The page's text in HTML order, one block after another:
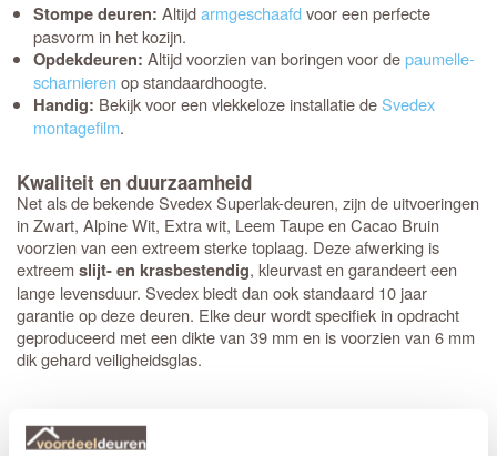
Stompe deuren: Altijdarmgeschaafdvoor een perfecte
pasvorm in het kozijn.
Opdekdeuren: Altijd voorzien van boringen voor depaumelle-
scharnieren op standaardhoogte.
Handig: Bekijk voor een vlekkeloze installatie deSvedex
montagefilm.
Kwaliteit en duurzaamheid
Net als de bekende Svedex Superlak-deuren, zijn de uitvoeringen
in Zwart, Alpine Wit, Extra wit, Leem Taupe en Cacao Bruin
voorzien van een extreem sterke toplaag. Deze afwerking is
extreemslijt- en krasbestendig, kleurvast en garandeert een
lange levensduur. Svedex biedt dan ook standaard 10 jaar
garantie op deze deuren. Elke deur wordt specifiek in opdracht
geproduceerd met een dikte van 39 mm en is voorzien van 6 mm
dik gehard veiligheidsglas.
Maak de industriële look compleet
Svedex heeft vijf exclusieve deurkrukken ontwikkeld die specifiek